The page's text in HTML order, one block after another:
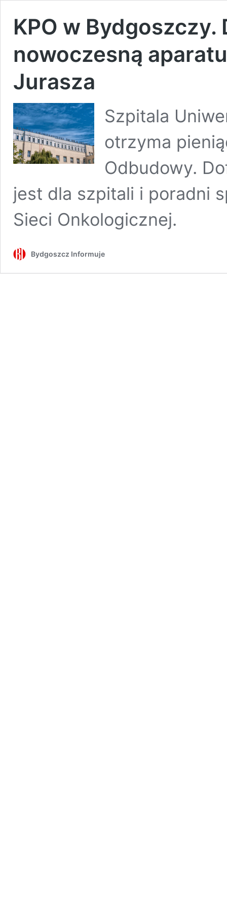
KPO w
nowoczesną
Jurasza
Szpitala
otrzyma
Odbudowy.
jest dla szpitali i poradni
Sieci Onkologicznej.
Bydgoszcz Informuje